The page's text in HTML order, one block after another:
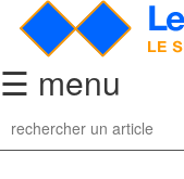
☰ menu
Jeu
d’Echecs